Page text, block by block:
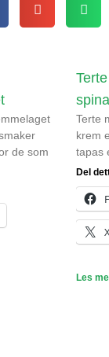
de som
Terte
krem
tapas
Del
Les